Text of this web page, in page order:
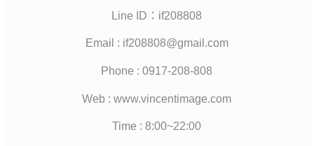
Line ID：if208808
Email : if208808@gmail.com
Phone : 0917-208-808
Web : www.vincentimage.com
Time : 8:00~22:00